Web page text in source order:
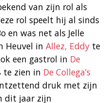
van zijn rol als
rol speelt hij al sinds
en was net als Jelle
Heuvel in Allez, Eddy te
een gastrol in De
te zien in De Collega’s
druk met zijn
dit jaar zijn